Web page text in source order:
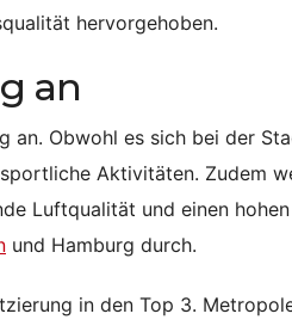
hervorgehoben.
an
an. Obwohl es sich bei der
Aktivitäten. Zudem
Luftqualität und einen
und Hamburg durch.
in den Top 3.